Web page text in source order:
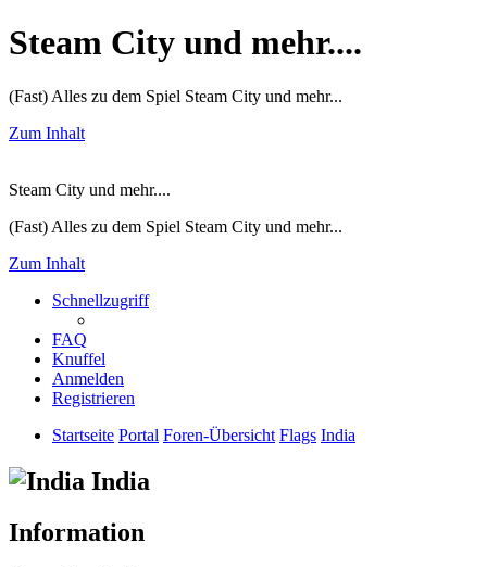
Steam City und mehr....
(Fast) Alles zu dem Spiel Steam City und mehr...
Zum Inhalt
Steam City und mehr....
(Fast) Alles zu dem Spiel Steam City und mehr...
Zum Inhalt
Schnellzugriff
FAQ
Knuffel
Anmelden
Registrieren
Startseite Portal Foren-Übersicht Flags India
India
Information